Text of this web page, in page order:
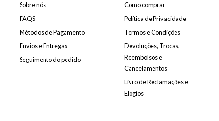
e
g
e
r
Sobre nós
FAQS
Métodos de Pagamento
Envios e Entregas
Seguimento do pedido
Como comprar
Política de Privacidade
Termos e Condições
Devoluções, Trocas,
Reembolsos e
Cancelamentos
Livro de Reclamações e
Elogios